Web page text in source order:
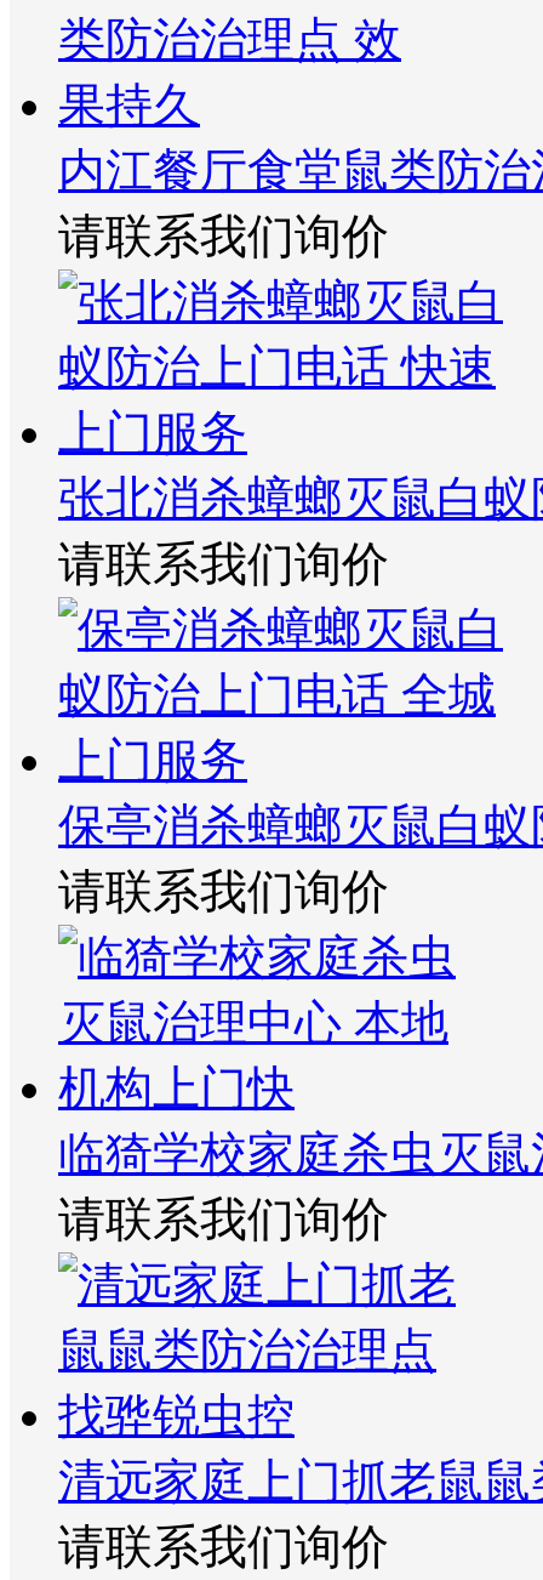
内江餐厅食堂鼠类防
请联系我们询价
张北消杀蟑螂灭鼠白
请联系我们询价
保亭消杀蟑螂灭鼠白
请联系我们询价
临猗学校家庭杀虫灭
请联系我们询价
清远家庭上门抓老鼠
请联系我们询价